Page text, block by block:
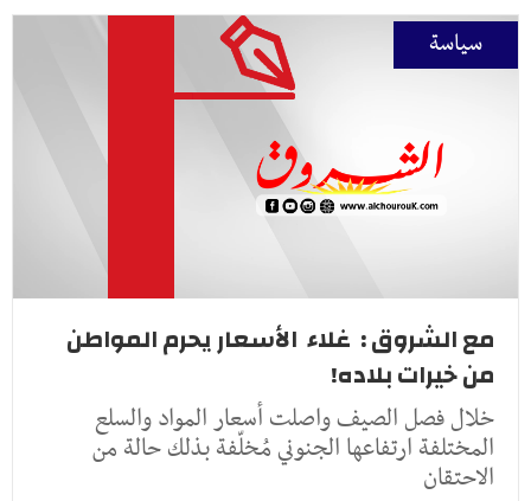
سياسة
مع الشروق : غلاء الأسعار يحرم المواطن
من خيرات بلاده!
خلال فصل الصيف واصلت أسعار المواد والسلع
المختلفة ارتفاعها الجنوني مُخلّفة بذلك حالة من
الاحتقان